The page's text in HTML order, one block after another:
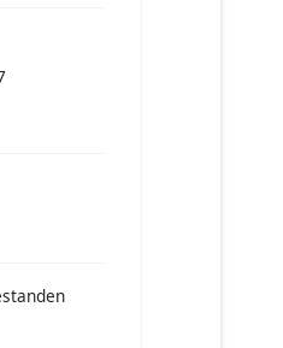
Hochrhein in Tiengen